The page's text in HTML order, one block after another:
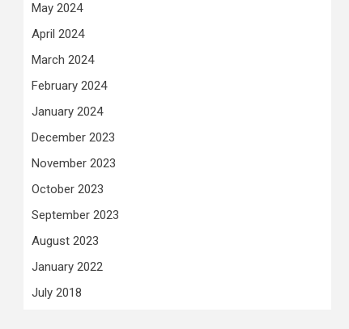
May 2024
April 2024
March 2024
February 2024
January 2024
December 2023
November 2023
October 2023
September 2023
August 2023
January 2022
July 2018